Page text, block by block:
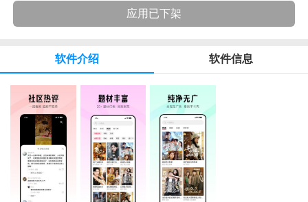
应用已下架
软件介绍 软件信息